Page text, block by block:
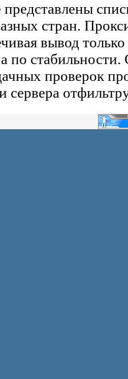
представлены
стран.
вывод
по стабильности.
проверок
сервера